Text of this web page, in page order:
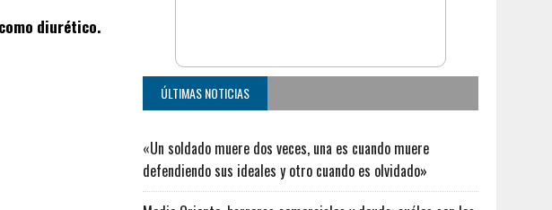
diurético.
ÚLTIMAS NOTICIAS
«Un soldado muere dos veces, una es cuando muere
defendiendo sus ideales y otro cuando es olvidado»